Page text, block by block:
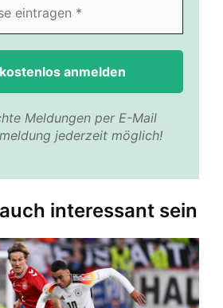
Meldungen per E-Mail
jederzeit möglich!
interessant sein